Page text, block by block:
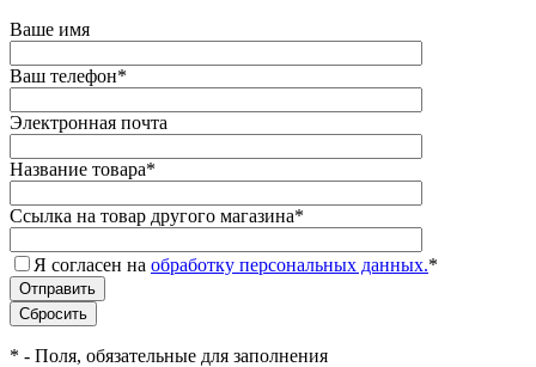
Ваше имя
Ваш телефон*
Электронная почта
Название товара*
Ссылка на товар другого магазина*
Я согласен на обработку персональных данных.*
* - Поля, обязательные для заполнения